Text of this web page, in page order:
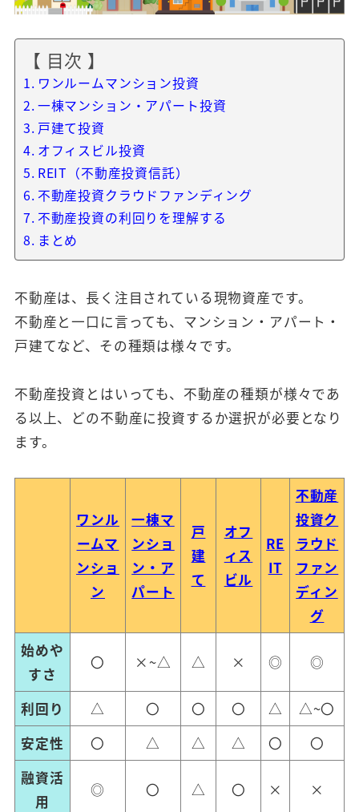
【 目次 】
ワンルームマンション投資
一棟マンション・アパート投資
戸建て投資
オフィスビル投資
REIT（不動産投資信託）
不動産投資クラウドファンディング
不動産投資の利回りを理解する
まとめ
不動産は、長く注目されている現物資産です。
不動産と一口に言っても、マンション・アパート・
戸建てなど、その種類は様々です。
不動産投資とはいっても、不動産の種類が様々であ
る以上、どの不動産に投資するか選択が必要となり
ます。
ワンル
ームマ
ンショ
ン
一棟マ
ンショ
ン・ア
パート
戸
建
て
オフ
ィス
ビル
RE
IT
不動産
投資ク
ラウド
ファン
ディン
グ
始めや
すさ
〇 ×~△ △ × ◎ ◎
利回り △ 〇 〇 〇 △
△~〇
安定性
〇 △ △ △ 〇
〇
融資活
用
◎ 〇 △ 〇 × ×